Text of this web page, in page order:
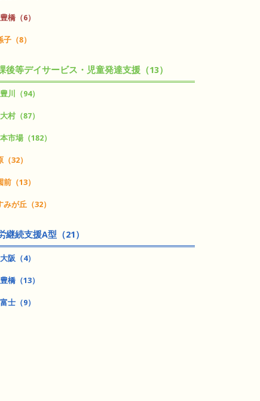
豊橋（6）
子（8）
後等デイサービス・児童発達支援（13）
豊川（94）
大村（87）
本市場（182）
（32）
前（13）
みが丘（32）
継続支援A型（21）
大阪（4）
豊橋（13）
富士（9）